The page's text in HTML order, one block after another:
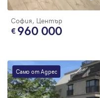
София, Център
960 000
Само от Адрес